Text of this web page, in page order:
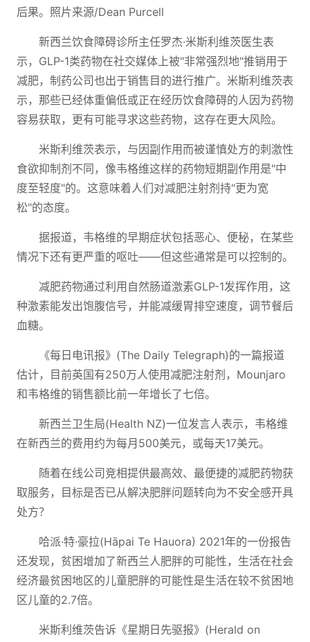
后果。照片来源/Dean Purcell
新西兰饮食障碍诊所主任罗杰·米斯利维茨医生表
示，GLP-1类药物在社交媒体上被"非常强烈地"推销用于
减肥，制药公司也出于销售目的进行推广。米斯利维茨表
示，那些已经体重偏低或正在经历饮食障碍的人因为药物
容易获取，更有可能寻求这些药物，这存在更大风险。
米斯利维茨表示，与因副作用而被谨慎处方的刺激性
食欲抑制剂不同，像韦格维这样的药物短期副作用是"中
度至轻度"的。这意味着人们对减肥注射剂持"更为宽
松"的态度。
据报道，韦格维的早期症状包括恶心、便秘，在某些
情况下还有更严重的呕吐——但这些通常是可以控制的。
减肥药物通过利用自然肠道激素GLP-1发挥作用，这
种激素能发出饱腹信号，并能减缓胃排空速度，调节餐后
血糖。
《每日电讯报》(The Daily Telegraph)的一篇报道
估计，目前英国有250万人使用减肥注射剂，Mounjaro
和韦格维的销售额比前一年增长了七倍。
新西兰卫生局(Health NZ)一位发言人表示，韦格维
在新西兰的费用约为每月500美元，或每天17美元。
随着在线公司竞相提供最高效、最便捷的减肥药物获
取服务，目标是否已从解决肥胖问题转向为不安全感开具
处方？
哈派·特·豪拉(Hāpai Te Hauora) 2021年的一份报告
还发现，贫困增加了新西兰人肥胖的可能性，生活在社会
经济最贫困地区的儿童肥胖的可能性是生活在较不贫困地
区儿童的2.7倍。
米斯利维茨告诉《星期日先驱报》(Herald on